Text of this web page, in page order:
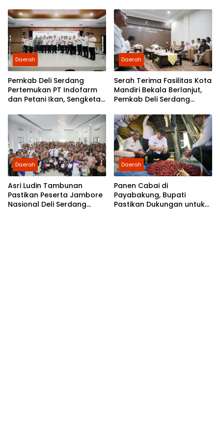
Daerah
Pemkab Deli Serdang
Pertemukan PT Indofarm
dan Petani Ikan, Sengketa
Daerah
Serah Terima Fasilitas Kota
Mandiri Bekala Berlanjut,
Pemkab Deli Serdang
Daerah
Asri Ludin Tambunan
Pastikan Peserta Jambore
Nasional Deli Serdang
Daerah
Panen Cabai di
Payabakung, Bupati
Pastikan Dukungan untuk